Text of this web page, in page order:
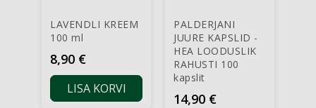
LAVENDLI KREEM
100 ml
Hind
8,90 €
LISA KORVI
PALDERJANI
JUURE KAPSLID -
HEA LOODUSLIK
RAHUSTI 100
kapslit
Hind
14,90 €